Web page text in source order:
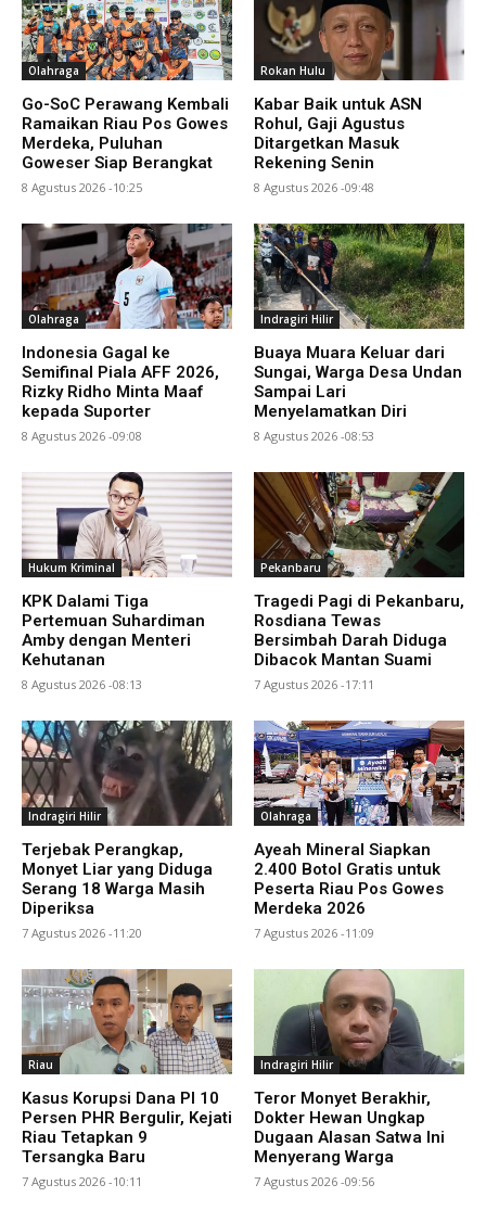
Olahraga
Go-SoC Perawang Kembali
Ramaikan Riau Pos Gowes
Merdeka, Puluhan
Goweser Siap Berangkat
8 Agustus 2026 -10:25
Rokan Hulu
Kabar Baik untuk ASN
Rohul, Gaji Agustus
Ditargetkan Masuk
Rekening Senin
8 Agustus 2026 -09:48
Olahraga
Indonesia Gagal ke
Semifinal Piala AFF 2026,
Rizky Ridho Minta Maaf
kepada Suporter
8 Agustus 2026 -09:08
Indragiri Hilir
Buaya Muara Keluar dari
Sungai, Warga Desa Undan
Sampai Lari
Menyelamatkan Diri
8 Agustus 2026 -08:53
Hukum Kriminal
KPK Dalami Tiga
Pertemuan Suhardiman
Amby dengan Menteri
Kehutanan
8 Agustus 2026 -08:13
Pekanbaru
Tragedi Pagi di Pekanbaru,
Rosdiana Tewas
Bersimbah Darah Diduga
Dibacok Mantan Suami
7 Agustus 2026 -17:11
Indragiri Hilir
Terjebak Perangkap,
Monyet Liar yang Diduga
Serang 18 Warga Masih
Diperiksa
7 Agustus 2026 -11:20
Olahraga
Ayeah Mineral Siapkan
2.400 Botol Gratis untuk
Peserta Riau Pos Gowes
Merdeka 2026
7 Agustus 2026 -11:09
Riau
Kasus Korupsi Dana PI 10
Persen PHR Bergulir, Kejati
Riau Tetapkan 9
Tersangka Baru
7 Agustus 2026 -10:11
Indragiri Hilir
Teror Monyet Berakhir,
Dokter Hewan Ungkap
Dugaan Alasan Satwa Ini
Menyerang Warga
7 Agustus 2026 -09:56